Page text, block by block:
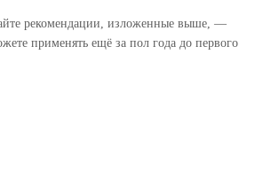
рекомендации, изложенные выше, —
применять ещё за пол года до первого